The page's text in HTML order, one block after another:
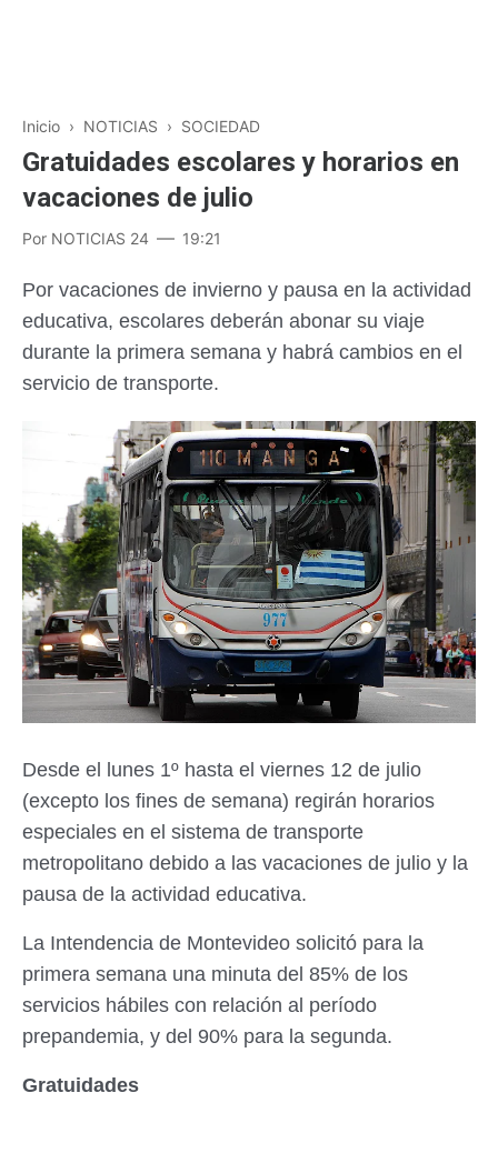
Inicio › NOTICIAS › SOCIEDAD
Gratuidades escolares y horarios en
vacaciones de julio
Por NOTICIAS 24 19:21
Por vacaciones de invierno y pausa en la actividad
educativa, escolares deberán abonar su viaje
durante la primera semana y habrá cambios en el
servicio de transporte.
Desde el lunes 1º hasta el viernes 12 de julio
(excepto los fines de semana) regirán horarios
especiales en el sistema de transporte
metropolitano debido a las vacaciones de julio y la
pausa de la actividad educativa.
La Intendencia de Montevideo solicitó para la
primera semana una minuta del 85% de los
servicios hábiles con relación al período
prepandemia, y del 90% para la segunda.
Gratuidades